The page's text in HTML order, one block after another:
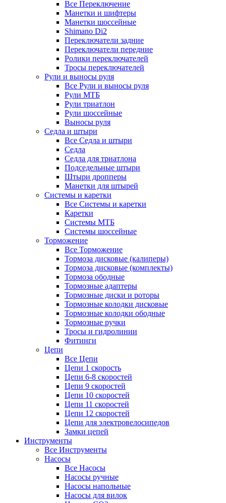
Все Переключение
Манетки и шифтеры
Манетки шоссейные
Shimano Di2
Переключатели задние
Переключатели передние
Ролики переключателей
Тросы переключателей
Рули и выносы руля
Все Рули и выносы руля
Рули МТБ
Рули триатлон
Рули шоссейные
Выносы руля
Седла и штыри
Все Седла и штыри
Седла
Седла для триатлона
Подседельные штыри
Штыри дропперы
Манетки для штырей
Системы и каретки
Все Системы и каретки
Каретки
Системы МТБ
Системы шоссейные
Торможение
Все Торможение
Тормоза дисковые (калиперы)
Тормоза дисковые (комплекты)
Тормоза ободные
Тормозные адаптеры
Тормозные диски и роторы
Тормозные колодки дисковые
Тормозные колодки ободные
Тормозные ручки
Тросы и гидролинии
Фитинги
Цепи
Все Цепи
Цепи 1 скорость
Цепи 6-8 скоростей
Цепи 9 скоростей
Цепи 10 скоростей
Цепи 11 скоростей
Цепи 12 скоростей
Цепи для электровелосипедов
Замки цепей
Инструменты
Все Инструменты
Насосы
Все Насосы
Насосы ручные
Насосы напольные
Насосы для вилок